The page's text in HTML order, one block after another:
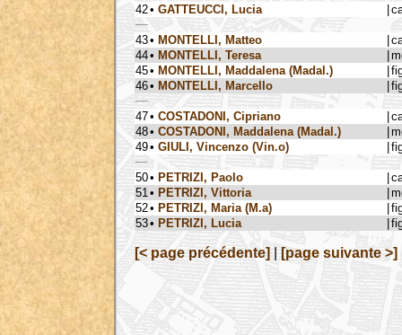
42• GATTEUCCI, Lucia
43• MONTELLI, Matteo
44• MONTELLI, Teresa
45• MONTELLI, Maddalena (Madal.)
46• MONTELLI, Marcello
47• COSTADONI, Cipriano
48• COSTADONI, Maddalena (Madal.)
49• GIULI, Vincenzo (Vin.o)
50• PETRIZI, Paolo
51 • PETRIZI, Vittoria
52• PETRIZI, Maria (M.a)
53• PETRIZI, Lucia
[< page précédente] [page suivante >]